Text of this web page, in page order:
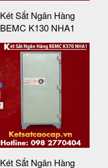
Két Sắt Ngân Hàng
BEMC K130 NHA1
Két Sắt Ngân Hàng